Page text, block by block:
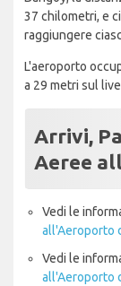
37 chilometri, e
raggiungere
L'aeroporto
a 29 metri sul
Arrivi,
Aeree
Vedi le
all'Aeroporto
Vedi le
all'Aeroporto